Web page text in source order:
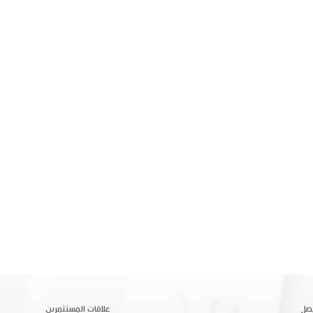
علاقات المستثمرين